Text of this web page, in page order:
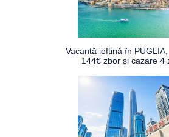
Vacanță ieftină în
144€ zbor și cazare 4